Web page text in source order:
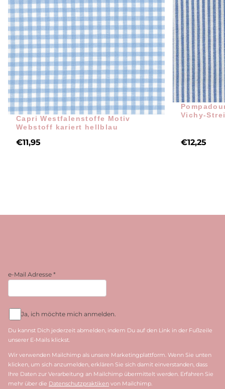
Capri Westfalenstoffe Motiv
Webstoff kariert hellblau
€11,95
Vichy-
€12,25
e-Mail Adresse *
Ja, ich möchte mich anmelden.
Du kannst Dich jederzeit abmelden, indem Du auf den Link in der Fußzeile
unserer E-Mails klickst.
Wir verwenden Mailchimp als unsere Marketingplattform. Wenn Sie unten
klicken, um sich anzumelden, erklären Sie sich damit einverstanden, dass
Ihre Daten zur Verarbeitung an Mailchimp übermittelt werden. Erfahren Sie
mehr über die Datenschutzpraktiken von Mailchimp.